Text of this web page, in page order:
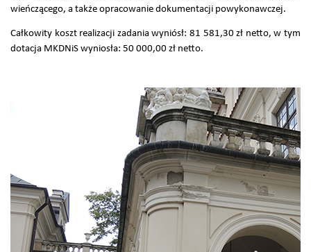
wieńczącego, a także opracowanie dokumentacji powykonawczej.
Całkowity koszt realizacji zadania wyniósł: 81 581,30 zł netto, w tym
dotacja MKDNiS wyniosła: 50 000,00 zł netto.